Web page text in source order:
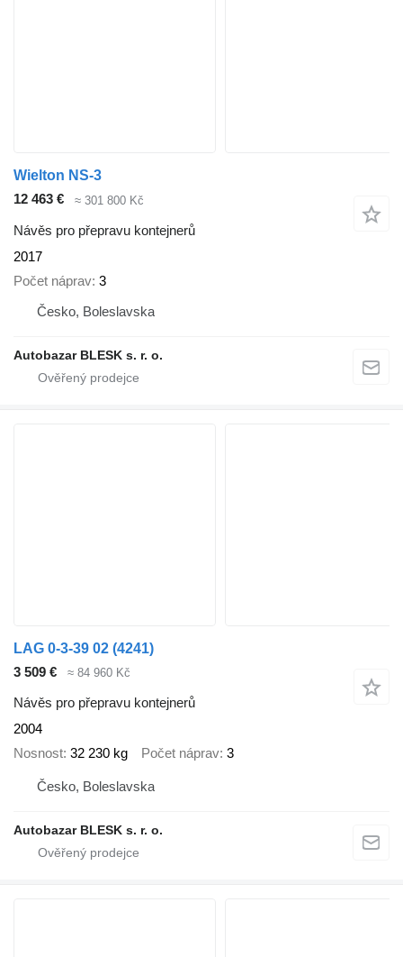
Wielton NS-3
12 463 €
≈ 301 800 Kč
Návěs pro přepravu kontejnerů
2017
Počet náprav 3
Česko, Boleslavska
Autobazar BLESK s. r. o.
LAG 0-3-39 02 (4241)
3 509 €
≈ 84 960 Kč
Návěs pro přepravu kontejnerů
2004
Nosnost 32 230 kg Počet náprav 3
Česko, Boleslavska
Autobazar BLESK s. r. o.